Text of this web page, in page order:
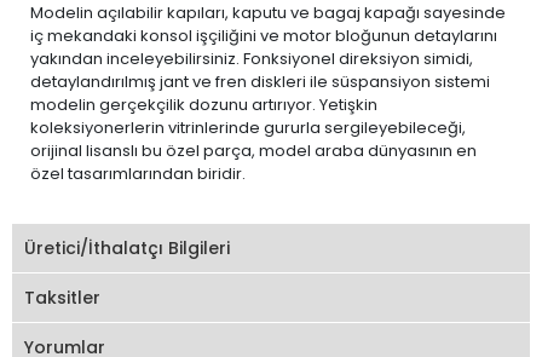
Modelin açılabilir kapıları, kaputu ve bagaj kapağı sayesinde
iç mekandaki konsol işçiliğini ve motor bloğunun detaylarını
yakından inceleyebilirsiniz. Fonksiyonel direksiyon simidi,
detaylandırılmış jant ve fren diskleri ile süspansiyon sistemi
modelin gerçekçilik dozunu artırıyor. Yetişkin
koleksiyonerlerin vitrinlerinde gururla sergileyebileceği,
orijinal lisanslı bu özel parça, model araba dünyasının en
özel tasarımlarından biridir.
Üretici/İthalatçı Bilgileri
Taksitler
Yorumlar